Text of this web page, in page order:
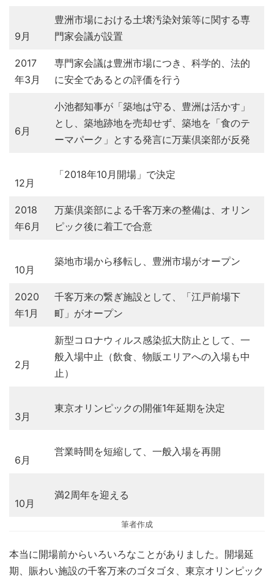
9月
豊洲市場における土壌汚染対策等に関する専
門家会議が設置
2017
年3月
専門家会議は豊洲市場につき、科学的、法的
に安全であるとの評価を行う
6月
小池都知事が「築地は守る、豊洲は活かす」
とし、築地跡地を売却せず、築地を「食のテ
ーマパーク」とする発言に万葉倶楽部が反発
12月
「2018年10月開場」で決定
2018
年6月
万葉倶楽部による千客万来の整備は、オリン
ピック後に着工で合意
10月
築地市場から移転し、豊洲市場がオープン
2020
年1月
千客万来の繋ぎ施設として、「江戸前場下
町」がオープン
2月
新型コロナウィルス感染拡大防止として、一
般入場中止（飲食、物販エリアへの入場も中
止）
3月
東京オリンピックの開催1年延期を決定
6月
営業時間を短縮して、一般入場を再開
10月
満2周年を迎える
筆者作成
本当に開場前からいろいろなことがありました。開場延
期、賑わい施設の千客万来のゴタゴタ、東京オリンピック